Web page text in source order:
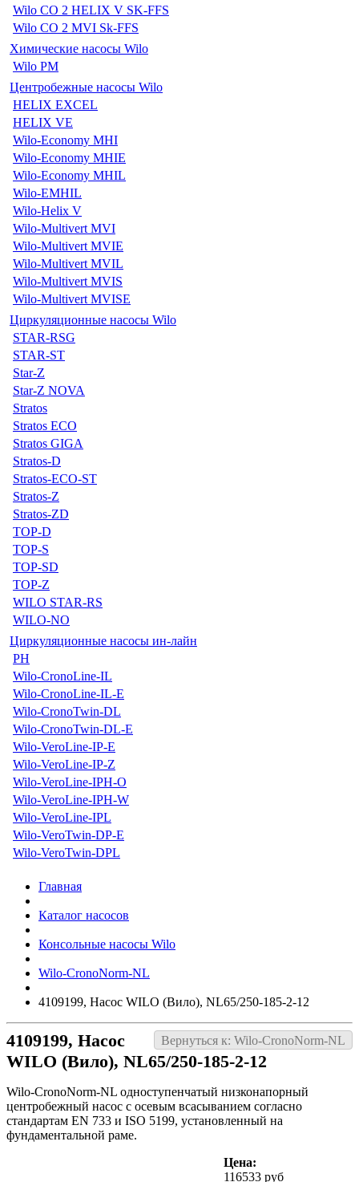
Wilo CO 2 HELIX V SK-FFS
Wilo CO 2 MVI Sk-FFS
Химические насосы Wilo
Wilo PM
Центробежные насосы Wilo
HELIX EXCEL
HELIX VE
Wilo-Economy MHI
Wilo-Economy MHIE
Wilo-Economy MHIL
Wilo-EMHIL
Wilo-Helix V
Wilo-Multivert MVI
Wilo-Multivert MVIE
Wilo-Multivert MVIL
Wilo-Multivert MVIS
Wilo-Multivert MVISE
Циркуляционные насосы Wilo
STAR-RSG
STAR-ST
Star-Z
Star-Z NOVA
Stratos
Stratos ECO
Stratos GIGA
Stratos-D
Stratos-ECO-ST
Stratos-Z
Stratos-ZD
TOP-D
TOP-S
TOP-SD
TOP-Z
WILO STAR-RS
WILO-NO
Циркуляционные насосы ин-лайн
PH
Wilo-CronoLine-IL
Wilo-CronoLine-IL-E
Wilo-CronoTwin-DL
Wilo-CronoTwin-DL-E
Wilo-VeroLine-IP-E
Wilo-VeroLine-IP-Z
Wilo-VeroLine-IPH-O
Wilo-VeroLine-IPH-W
Wilo-VeroLine-IPL
Wilo-VeroTwin-DP-E
Wilo-VeroTwin-DPL
Главная
Каталог насосов
Консольные насосы Wilo
Wilo-CronoNorm-NL
4109199, Насос WILO (Вило), NL65/250-185-2-12
Вернуться к: Wilo-CronoNorm-NL
4109199, Насос
WILO (Вило), NL65/250-185-2-12
Wilo-CronoNorm-NL одноступенчатый низконапорный
центробежный насос с осевым всасыванием согласно
стандартам EN 733 и ISO 5199, установленный на
фундаментальной раме.
Цена:
116533 руб